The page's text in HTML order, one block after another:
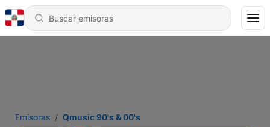
Emisoras Qmusic 90's & 00's